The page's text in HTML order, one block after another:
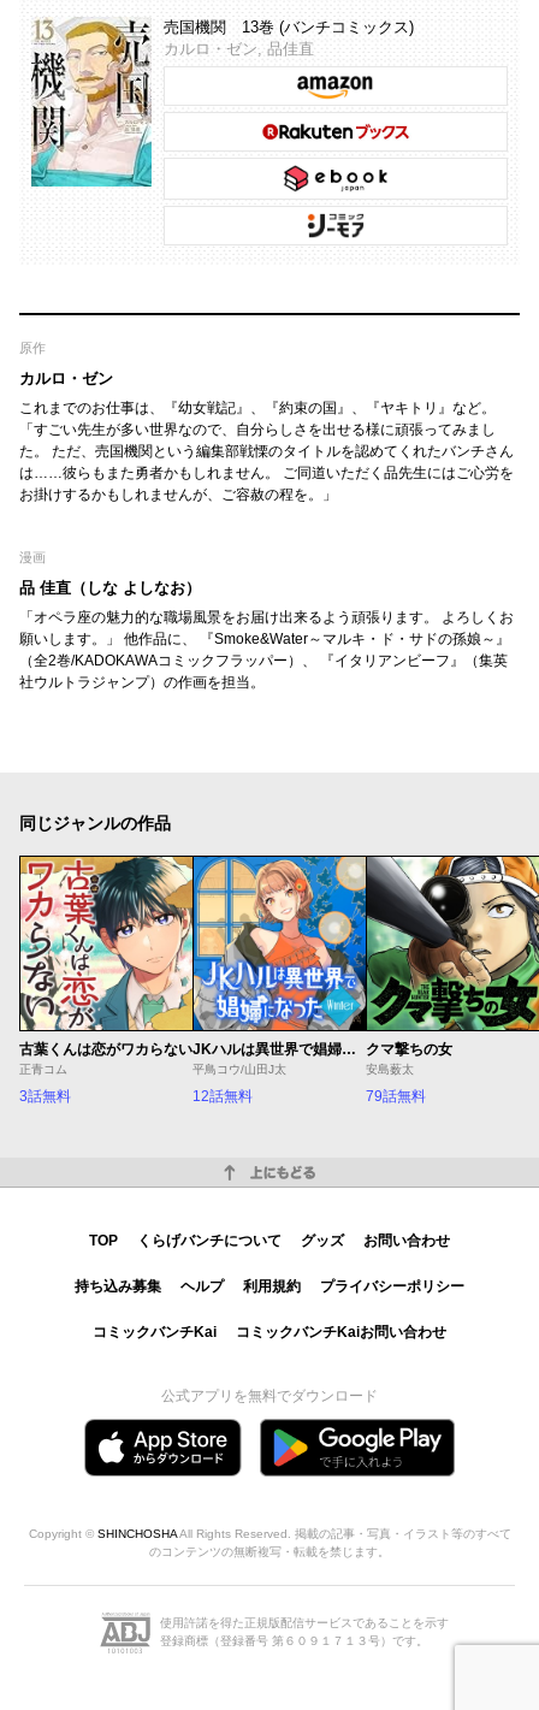
売国機関 13巻 (バンチコミックス)
カルロ・ゼン, 品佳直
原作
カルロ・ゼン
これまでのお仕事は、『幼女戦記』、『約束の国』、『ヤキトリ』など。
「すごい先生が多い世界なので、自分らしさを出せる様に頑張ってみまし
た。 ただ、売国機関という編集部戦慄のタイトルを認めてくれたバンチさん
は……彼らもまた勇者かもしれません。 ご同道いただく品先生にはご心労を
お掛けするかもしれませんが、ご容赦の程を。」
漫画
品 佳直（しな よしなお）
「オペラ座の魅力的な職場風景をお届け出来るよう頑張ります。 よろしくお
願いします。」 他作品に、 『Smoke&Water～マルキ・ド・サドの孫娘～』
（全2巻/KADOKAWAコミックフラッパー）、 『イタリアンビーフ』（集英
社ウルトラジャンプ）の作画を担当。
同じジャンルの作品
古葉くんは恋がワカらない
正青コム
3話無料
JKハルは異世界で娼婦になった Winter
平鳥コウ/山田J太
12話無料
クマ撃ちの女
安島薮太
79話無料
TOP くらげバンチについて グッズ お問い合わせ
持ち込み募集 ヘルプ 利用規約 プライバシーポリシー
コミックバンチKai コミックバンチKaiお問い合わせ
公式アプリを無料でダウンロード
Copyright © SHINCHOSHAAll Rights Reserved. 掲載の記事・写真・イラスト等のすべて
のコンテンツの無断複写・転載を禁じます。
使用許諾を得た正規版配信サービスであることを示す
登録商標（登録番号 第６０９１７１３号）です。